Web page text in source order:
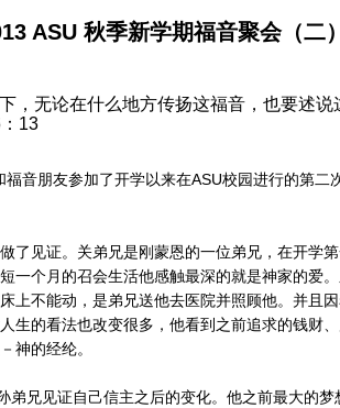
ASU 秋季新学期福音聚会（二）
，无论在什么地方传扬这福音，也要述
13
音朋友参加了开学以来在ASU校园进行的第二
了见证。关弟兄是刚蒙恩的一位弟兄，在开学
一个月的召会生活他感触最深的就是神家的爱
上不能动，是弟兄送他去医院并照顾他。并且
生的看法也改变很多，他看到之前追求的钱财
神的经纶。
弟兄见证自己信主之后的变化。他之前最大的